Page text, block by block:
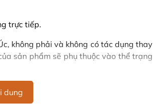
trực tiếp.
không phải và không có tác dụng thay
sản phẩm sẽ phụ thuộc vào thể trạng
Time Room Mist ở đâu?
Euky Bear Sleepy Time Room Mist
dung